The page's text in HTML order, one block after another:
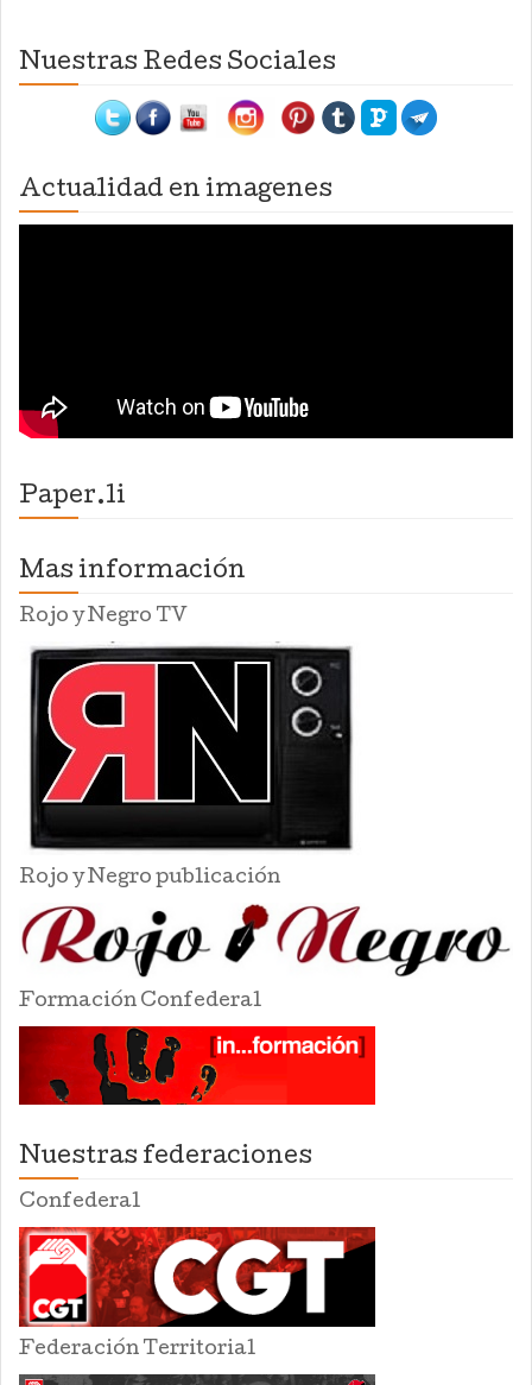
Nuestras Redes Sociales
Actualidad en imagenes
Paper.li
Mas información
Rojo y Negro TV
Rojo y Negro publicación
Formación Confederal
Nuestras federaciones
Confederal
Federación Territorial